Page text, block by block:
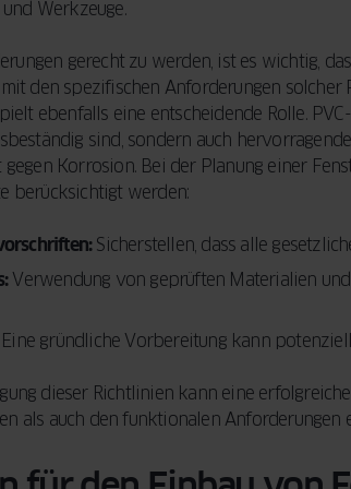
Werkzeuge.
gerecht zu werden, ist es wichtig,
den spezifischen Anforderungen
ebenfalls eine entscheidende Rolle.
sind, sondern auch
gegen Korrosion. Bei der Planung einer
berücksichtigt werden:
Sicherstellen, dass alle
Verwendung von geprüften Materialien
gründliche Vorbereitung kann
dieser Richtlinien kann eine
als auch den funktionalen Anforderungen